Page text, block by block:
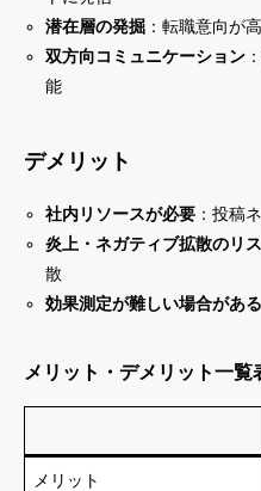
潜在層の発掘 ：転職意向が
双方向コミュニケーション
能
デメリット
社内リソースが必要 ：投稿
炎上・ネガティブ拡散のリ
散
効果測定が難しい場合がある
メリット・デメリット一覧
メリット